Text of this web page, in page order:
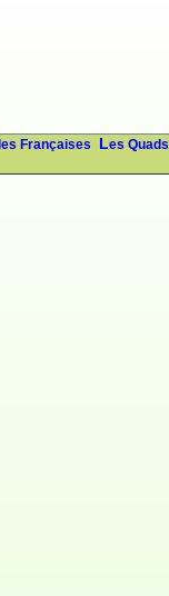
Françaises Les Quads